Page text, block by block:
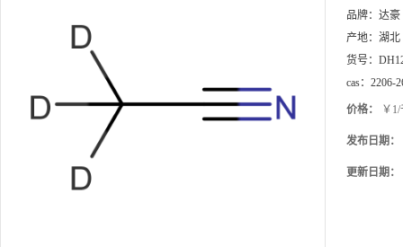
品牌： 达豪
产地： 湖北
货号：
cas： 2206-
价格： ￥
发布日期：
更新日期：